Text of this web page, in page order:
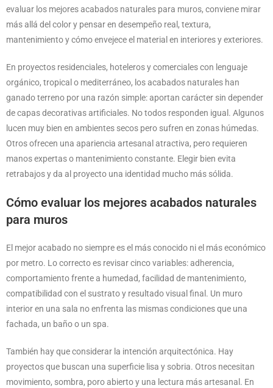
evaluar los mejores acabados naturales para muros, conviene mirar
más allá del color y pensar en desempeño real, textura,
mantenimiento y cómo envejece el material en interiores y exteriores.
En proyectos residenciales, hoteleros y comerciales con lenguaje
orgánico, tropical o mediterráneo, los acabados naturales han
ganado terreno por una razón simple: aportan carácter sin depender
de capas decorativas artificiales. No todos responden igual. Algunos
lucen muy bien en ambientes secos pero sufren en zonas húmedas.
Otros ofrecen una apariencia artesanal atractiva, pero requieren
manos expertas o mantenimiento constante. Elegir bien evita
retrabajos y da al proyecto una identidad mucho más sólida.
Cómo evaluar los mejores acabados naturales
para muros
El mejor acabado no siempre es el más conocido ni el más económico
por metro. Lo correcto es revisar cinco variables: adherencia,
comportamiento frente a humedad, facilidad de mantenimiento,
compatibilidad con el sustrato y resultado visual final. Un muro
interior en una sala no enfrenta las mismas condiciones que una
fachada, un baño o un spa.
También hay que considerar la intención arquitectónica. Hay
proyectos que buscan una superficie lisa y sobria. Otros necesitan
movimiento, sombra, poro abierto y una lectura más artesanal. En